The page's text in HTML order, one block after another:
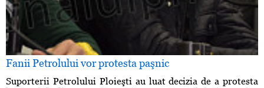
Fanii Petrolului vor protesta paşnic
Suporterii Petrolului Ploieşti au luat decizia de a protesta